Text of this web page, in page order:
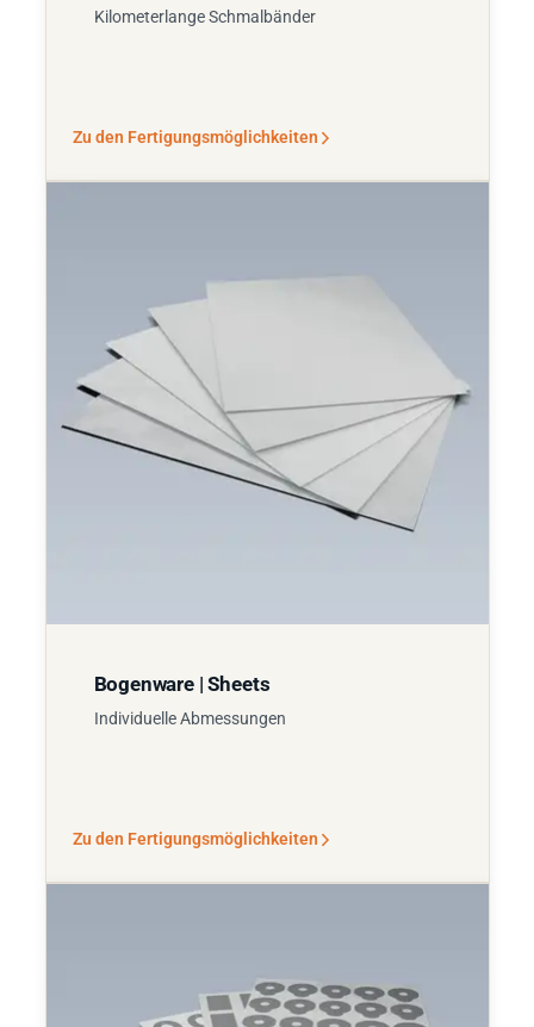
Kilometerlange Schmalbänder
Zu den Fertigungsmöglichkeiten
Bogenware | Sheets
Individuelle Abmessungen
Zu den Fertigungsmöglichkeiten